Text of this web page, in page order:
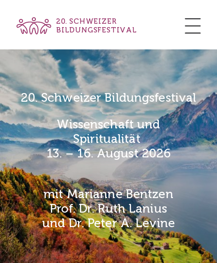
20. SCHWEIZER
BILDUNGSFESTIVAL
20. Schweizer Bildungsfestival
Wissenschaft und
Spiritualität
13. – 16. August 2026
mit Marianne Bentzen
Prof. Dr. Ruth Lanius
und Dr. Peter A. Levine